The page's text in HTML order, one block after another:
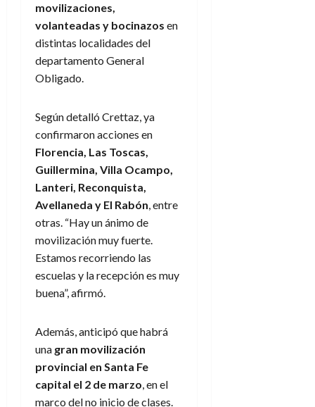
movilizaciones,
volanteadas y bocinazos en
distintas localidades del
departamento General
Obligado.
Según detalló Crettaz, ya
confirmaron acciones en
Florencia, Las Toscas,
Guillermina, Villa Ocampo,
Lanteri, Reconquista,
Avellaneda y El Rabón, entre
otras. “Hay un ánimo de
movilización muy fuerte.
Estamos recorriendo las
escuelas y la recepción es muy
buena”, afirmó.
Además, anticipó que habrá
una gran movilización
provincial en Santa Fe
capital el 2 de marzo, en el
marco del no inicio de clases.